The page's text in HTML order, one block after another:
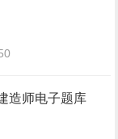
造师电子题库